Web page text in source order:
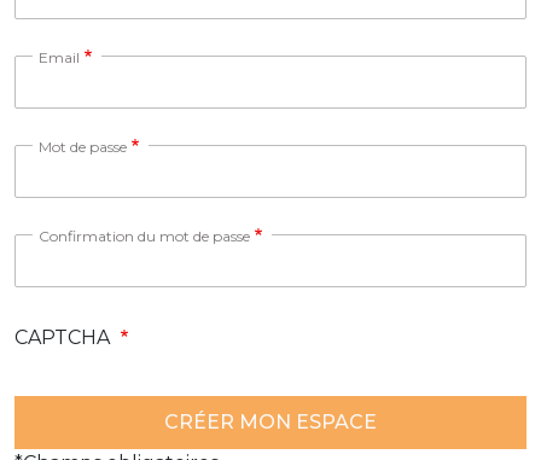
Email
Mot de passe
Confirmation du mot de passe
CAPTCHA